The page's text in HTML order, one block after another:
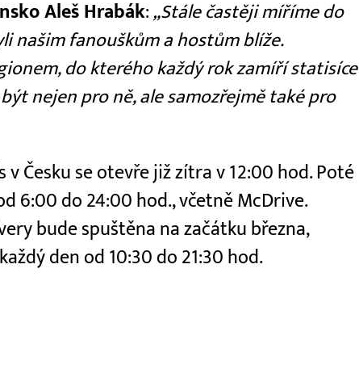
Aleš Hrabák: „Stále častěji míříme do
našim fanouškům a hostům blíže.
do kterého každý rok zamíří statisíce
nejen pro ně, ale samozřejmě také pro
v Česku se otevře již zítra v 12:00 hod. Poté
6:00 do 24:00 hod., včetně McDrive.
bude spuštěna na začátku března,
den od 10:30 do 21:30 hod.